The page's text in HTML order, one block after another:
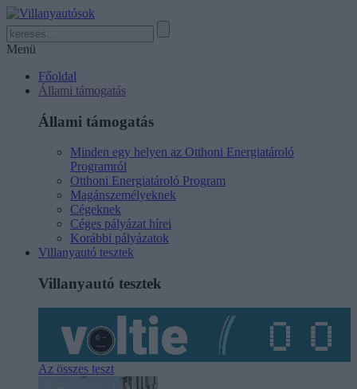
Menü
Főoldal
Állami támogatás
Állami támogatás
Minden egy helyen az Otthoni Energiatároló
Programról
Otthoni Energiatároló Program
Magánszemélyeknek
Cégeknek
Céges pályázat hírei
Korábbi pályázatok
Villanyautó tesztek
Villanyautó tesztek
Az összes teszt